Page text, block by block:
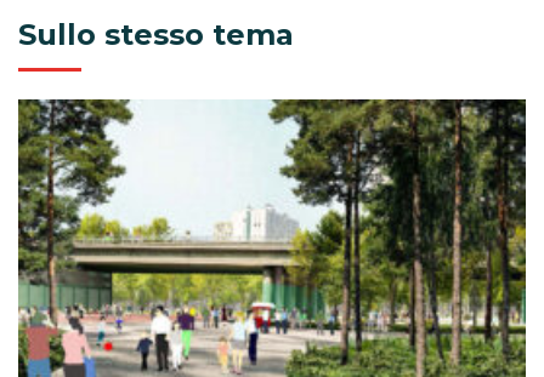
Sullo stesso tema